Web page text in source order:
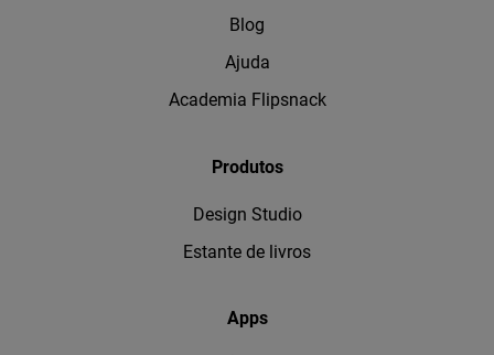
Blog
Ajuda
Academia Flipsnack
Produtos
Design Studio
Estante de livros
Apps